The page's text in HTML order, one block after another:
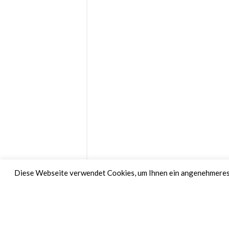
Diese Webseite verwendet Cookies, um Ihnen ein